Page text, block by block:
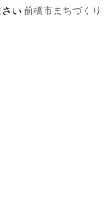
さい前橋市まちづくり